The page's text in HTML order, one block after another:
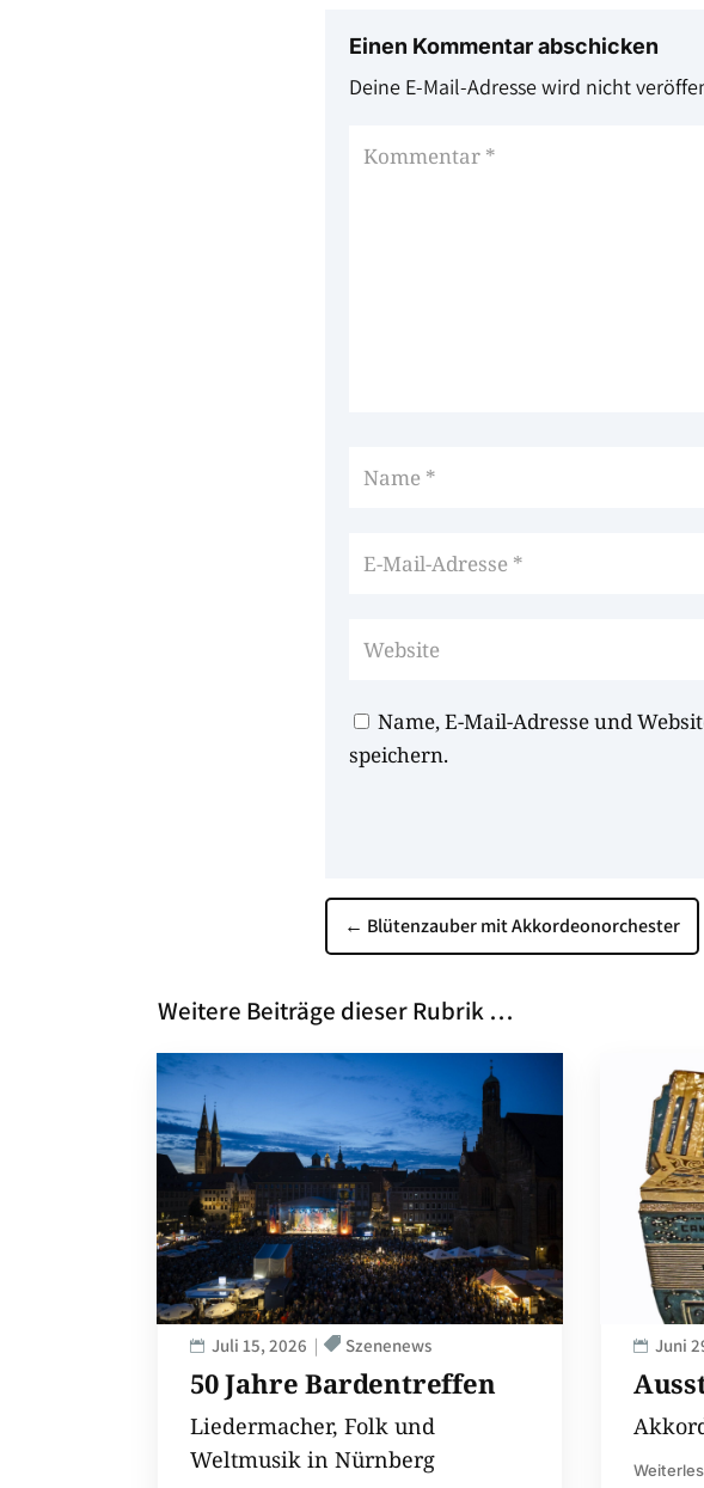
Einen Kommentar abschicken
Deine E-Mail-Adresse wird nicht
Name, E-Mail-Adresse und
speichern.
← Blütenzauber mit Akkordeonorchester
Weitere Beiträge dieser Rubrik …
50 Jahre Bardentreffen
Juli 15, 2026 Szenenews
Liedermacher, Folk und
Weltmusik in Nürnberg
Juni